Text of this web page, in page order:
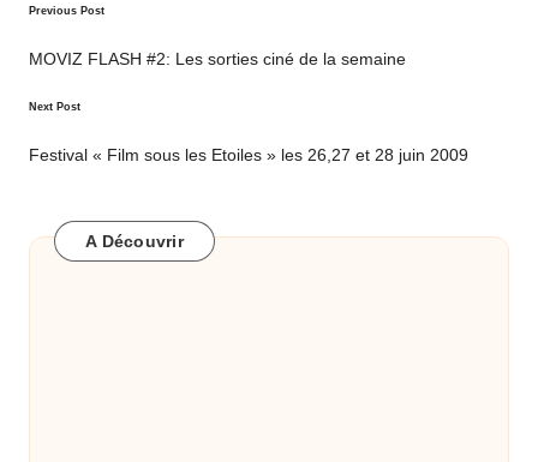
Post
navigation
Previous Post
MOVIZ FLASH #2: Les sorties ciné de la semaine
Next Post
Festival « Film sous les Etoiles » les 26,27 et 28 juin 2009
A Découvrir